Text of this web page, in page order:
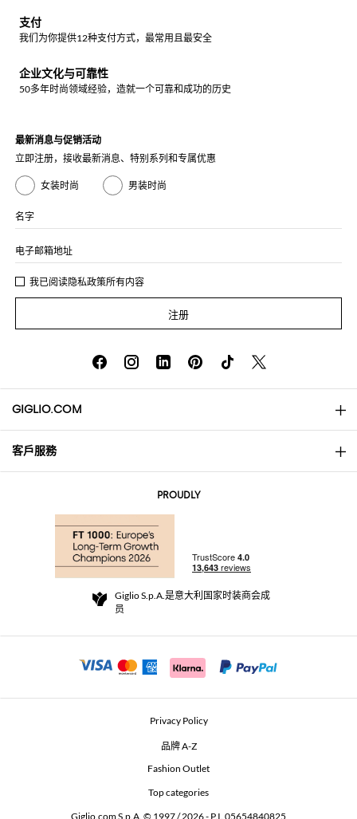
支付
我们为你提供12种支付方式，最常用且最安全
企业文化与可靠性
50多年时尚领域经验，造就一个可靠和成功的历史
最新消息与促销活动
立即注册，接收最新消息、特别系列和专属优惠
女装时尚 男装时尚
名字
电子邮箱地址
我已阅读隐私政策所有内容
注册
GIGLIO.COM
About
Community Store
Beauty Seekers VIP Club
客戶服務
退货与退款
For a safe shopping experience
Security Communication
PROUDLY
Giglio S.p.A.是意大利国家时装商会成
员
Privacy Policy
品牌 A-Z
Fashion Outlet
Top categories
Giglio.com S.p.A. © 1997 / 2026 - P.I. 05654840825